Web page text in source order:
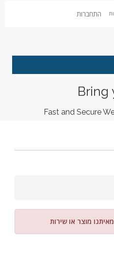
התחברות
Bring
Fast and Secure
מאיתנו מוצר או שירות